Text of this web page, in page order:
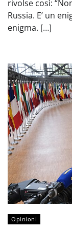
rivolse così:
Russia. E’ un
enigma. […]
Opinioni